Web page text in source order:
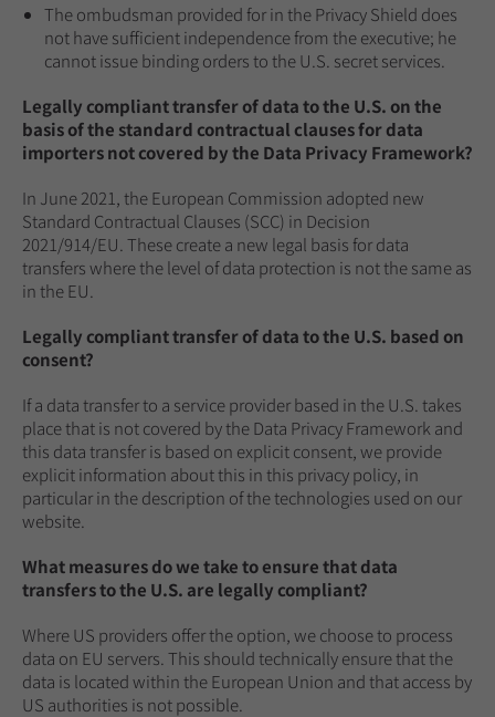
The ombudsman provided for in the Privacy Shield does
not have sufficient independence from the executive; he
cannot issue binding orders to the U.S. secret services.
Legally compliant transfer of data to the U.S. on the
basis of the standard contractual clauses for data
importers not covered by the Data Privacy Framework?
In June 2021, the European Commission adopted new
Standard Contractual Clauses (SCC) in Decision
2021/914/EU. These create a new legal basis for data
transfers where the level of data protection is not the same as
in the EU.
Legally compliant transfer of data to the U.S. based on
consent?
If a data transfer to a service provider based in the U.S. takes
place that is not covered by the Data Privacy Framework and
this data transfer is based on explicit consent, we provide
explicit information about this in this privacy policy, in
particular in the description of the technologies used on our
website.
What measures do we take to ensure that data
transfers to the U.S. are legally compliant?
Where US providers offer the option, we choose to process
data on EU servers. This should technically ensure that the
data is located within the European Union and that access by
US authorities is not possible.